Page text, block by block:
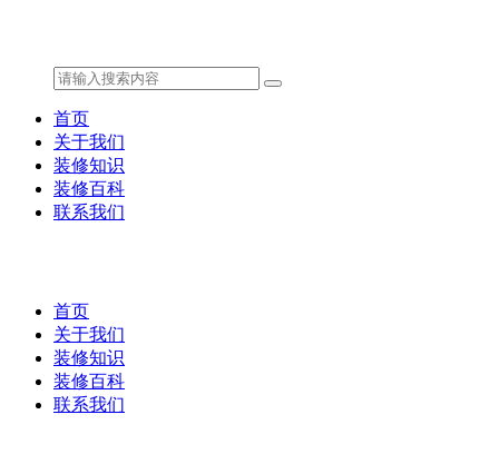
首页
关于我们
装修知识
装修百科
联系我们
首页
关于我们
装修知识
装修百科
联系我们